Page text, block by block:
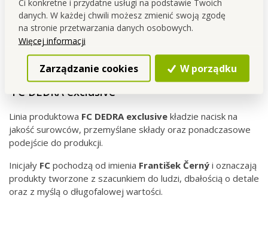
danych. W każdej chwili możesz zmienić swoją zgodę
na stronie przetwarzania danych osobowych.
Więcej informacji
Zarządzanie cookies W porządku
FC DEDRA exclusive
Linia produktowa FC DEDRA exclusive kładzie nacisk na
jakość surowców, przemyślane składy oraz ponadczasowe
podejście do produkcji.
Inicjały FC pochodzą od imienia František Černý i oznaczają
produkty tworzone z szacunkiem do ludzi, dbałością o detale
oraz z myślą o długofalowej wartości.